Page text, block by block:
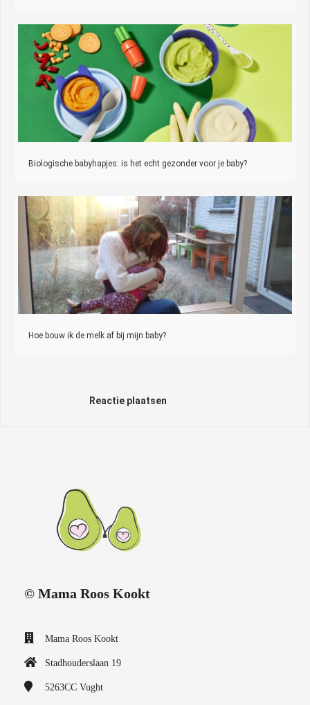
Biologische babyhapjes: is het echt gezonder voor je baby?
Hoe bouw ik de melk af bij mijn baby?
Reactie plaatsen
© Mama Roos Kookt
Mama Roos Kookt
Stadhouderslaan 19
5263CC Vught